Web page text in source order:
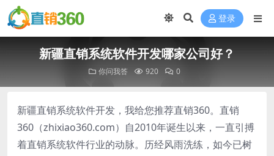
登录
新疆直销系统软件开发哪家公司好？
你问我答 920 0
新疆直销系统软件开发，我给您推荐直销360。直销
360（zhixiao360.com）自2010年诞生以来，一直引搏
着直销系统软件行业的动脉。历经风雨洗练，如今已树